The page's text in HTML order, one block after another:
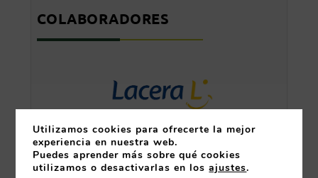
COLABORADORES
Utilizamos cookies para ofrecerte la mejor
experiencia en nuestra web.
Puedes aprender más sobre qué cookies
utilizamos o desactivarlas en losajustes.